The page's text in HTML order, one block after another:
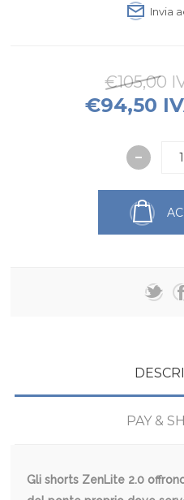
Invia
€105,00
€94,50
PAY &
Gli shorts ZenLite 2.0